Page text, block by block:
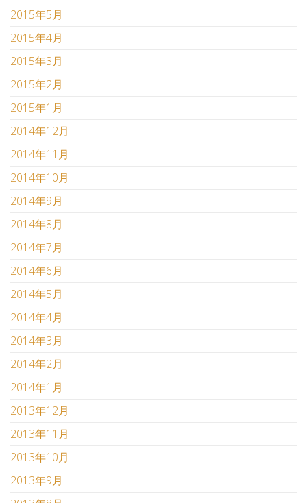
2015年5月
2015年4月
2015年3月
2015年2月
2015年1月
2014年12月
2014年11月
2014年10月
2014年9月
2014年8月
2014年7月
2014年6月
2014年5月
2014年4月
2014年3月
2014年2月
2014年1月
2013年12月
2013年11月
2013年10月
2013年9月